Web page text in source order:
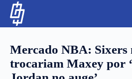
Mercado NBA: Sixers
trocariam Maxey por